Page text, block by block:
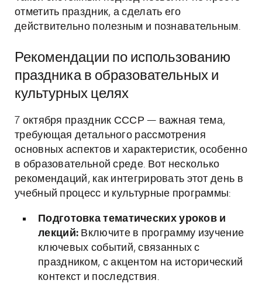
отметить праздник, а сделать его
действительно полезным и познавательным.
Рекомендации по использованию
праздника в образовательных и
культурных целях
7 октября праздник СССР — важная тема,
требующая детального рассмотрения
основных аспектов и характеристик, особенно
в образовательной среде. Вот несколько
рекомендаций, как интегрировать этот день в
учебный процесс и культурные программы:
Подготовка тематических уроков и
лекций: Включите в программу изучение
ключевых событий, связанных с
праздником, с акцентом на исторический
контекст и последствия.